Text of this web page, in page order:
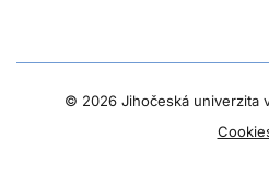
© 2026 Jihočeská univerzita